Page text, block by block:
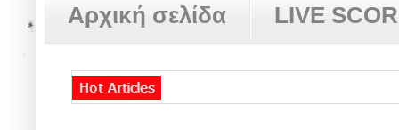
Αρχική σελίδα LIVE